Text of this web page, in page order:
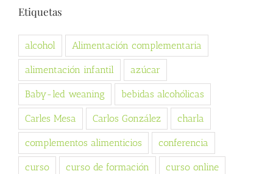
Etiquetas
alcohol Alimentación complementaria
alimentación infantil azúcar
Baby-led weaning bebidas alcohólicas
Carles Mesa Carlos González charla
complementos alimenticios conferencia
curso curso de formación curso online